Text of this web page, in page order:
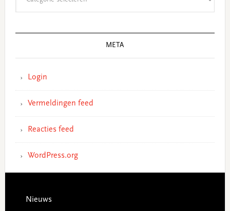
META
Login
Vermeldingen feed
Reacties feed
WordPress.org
Footer
Nieuws